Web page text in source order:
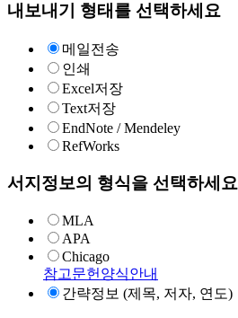
내보내기 형태를 선택하세요
메일전송
인쇄
Excel저장
Text저장
EndNote / Mendeley
RefWorks
서지정보의 형식을 선택하세요
MLA
APA
Chicago
참고문헌양식안내
간략정보 (제목, 저자, 연도)